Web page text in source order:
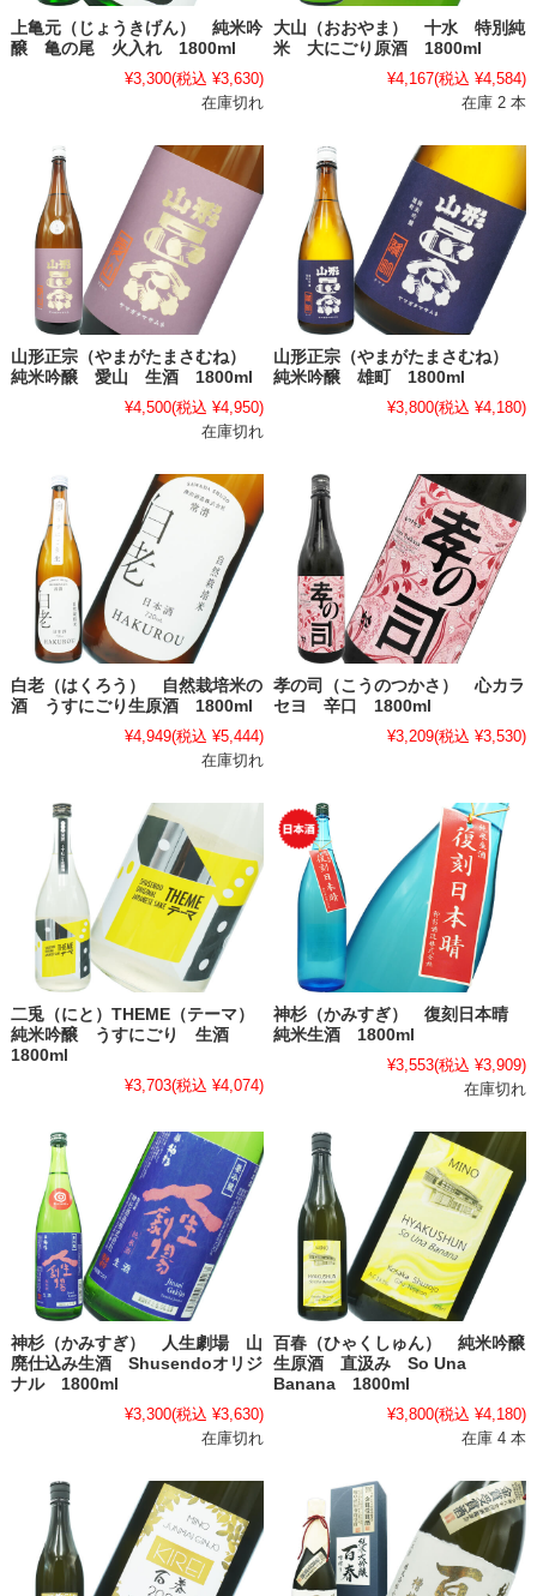
上亀元（じょうきげん） 純米吟
醸 亀の尾 火入れ 1800ml
¥3,300(税込 ¥3,630)
在庫切れ
大山（おおやま） 十水 特別純
米 大にごり原酒 1800ml
¥4,167(税込 ¥4,584)
在庫 2 本
山形正宗（やまがたまさむね）
純米吟醸 愛山 生酒 1800ml
¥4,500(税込 ¥4,950)
在庫切れ
山形正宗（やまがたまさむね）
純米吟醸 雄町 1800ml
¥3,800(税込 ¥4,180)
白老（はくろう） 自然栽培米の
酒 うすにごり生原酒 1800ml
¥4,949(税込 ¥5,444)
在庫切れ
孝の司（こうのつかさ） 心カラ
セヨ 辛口 1800ml
¥3,209(税込 ¥3,530)
二兎（にと）THEME（テーマ）
純米吟醸 うすにごり 生酒
1800ml
¥3,703(税込 ¥4,074)
神杉（かみすぎ） 復刻日本晴
純米生酒 1800ml
¥3,553(税込 ¥3,909)
在庫切れ
神杉（かみすぎ） 人生劇場 山
廃仕込み生酒 Shusendoオリジ
ナル 1800ml
¥3,300(税込 ¥3,630)
在庫切れ
百春（ひゃくしゅん） 純米吟醸
生原酒 直汲み So Una
Banana 1800ml
¥3,800(税込 ¥4,180)
在庫 4 本